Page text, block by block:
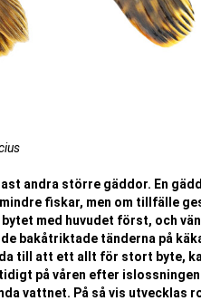
andra större gäddor. En
fiskar, men om tillfälle
med huvudet först, och
bakåtriktade tänderna på
till att ett allt för stort byte,
på våren efter islossningen
vattnet. På så vis utvecklas